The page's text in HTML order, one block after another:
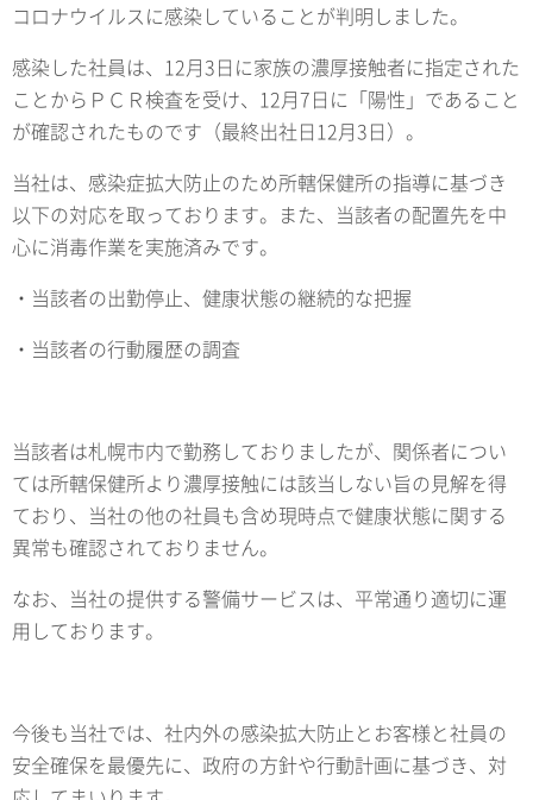
コロナウイルスに感染していることが判明しました。
感染した社員は、12月3日に家族の濃厚接触者に指定された
ことからＰＣＲ検査を受け、12月7日に「陽性」であること
が確認されたものです（最終出社日12月3日）。
当社は、感染症拡大防止のため所轄保健所の指導に基づき
以下の対応を取っております。また、当該者の配置先を中
心に消毒作業を実施済みです。
・当該者の出勤停止、健康状態の継続的な把握
・当該者の行動履歴の調査
当該者は札幌市内で勤務しておりましたが、関係者につい
ては所轄保健所より濃厚接触には該当しない旨の見解を得
ており、当社の他の社員も含め現時点で健康状態に関する
異常も確認されておりません。
なお、当社の提供する警備サービスは、平常通り適切に運
用しております。
今後も当社では、社内外の感染拡大防止とお客様と社員の
安全確保を最優先に、政府の方針や行動計画に基づき、対